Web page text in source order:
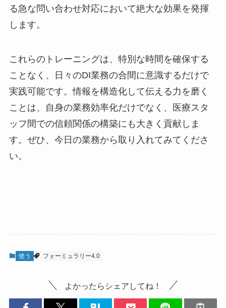
る急な問い合わせ対応において絶大な効果を発揮
します。
これらのトレーニングは、特別な時間を確保する
ことなく、日々のDI業務の合間に意識するだけで
実践可能です。情報を構造化して伝える力を磨く
ことは、自身の業務効率化だけでなく、医療スタ
ッフ間での信頼関係の構築にも大きく貢献しま
す。ぜひ、今日の業務から取り入れてみてくださ
い。
使う フォーミュラリー4.0
よかったらシェアしてね！